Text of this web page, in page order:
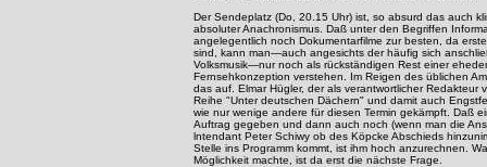
Der Sendeplatz (Do, 20.15 Uhr) ist, so absurd das auch
absoluter Anachronismus. Daß unter den Begriffen
angelegentlich noch Dokumentarfilme zur besten, da
sind, kann man—auch angesichts der häufig sich
Volksmusik—nur noch als rückständigen Rest einer
Fernsehkonzeption verstehen. Im Reigen des üblichen
das auf. Elmar Hügler, der als verantwortlicher Redakteur
Reihe "Unter deutschen Dächern" und damit auch
wie nur wenige andere für diesen Termin gekämpft. Daß
Auftrag gegeben und dann auch noch (wenn man die
lntendant Peter Schiwy ob des Köpcke Abschieds
Stelle ins Programm kommt, ist ihm hoch anzurechnen.
Möglichkeit machte, ist da erst die nächste Frage.